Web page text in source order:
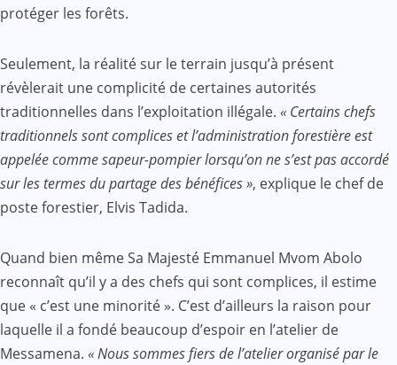
protéger les forêts.
Seulement, la réalité sur le terrain jusqu’à présent
révèlerait une complicité de certaines autorités
traditionnelles dans l’exploitation illégale. « Certains chefs
traditionnels sont complices et l’administration forestière est
appelée comme sapeur-pompier lorsqu’on ne s’est pas accordé
sur les termes du partage des bénéfices », explique le chef de
poste forestier, Elvis Tadida.
Quand bien même Sa Majesté Emmanuel Mvom Abolo
reconnaît qu’il y a des chefs qui sont complices, il estime
que « c’est une minorité ». C’est d’ailleurs la raison pour
laquelle il a fondé beaucoup d’espoir en l’atelier de
Messamena. « Nous sommes fiers de l’atelier organisé par le